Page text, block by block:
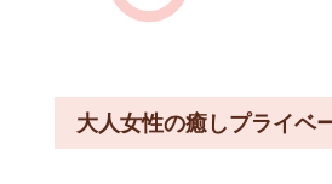
大人女性の癒しプライベ